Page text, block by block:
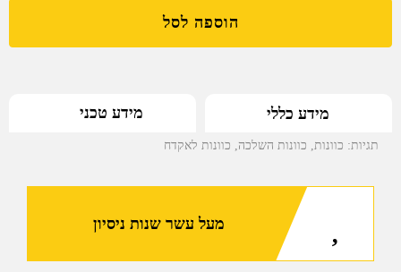
הוספה לסל
מידע כללי מידע טכני
תגיות: כוונות כוונות השלכה כוונות לאקדח
מעל עשר שנות ניסיון